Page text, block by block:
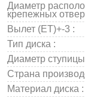
Диаметр
крепежных
Вылет (ET)+-3 :
Тип диска :
Диаметр
Страна
Материал диска :